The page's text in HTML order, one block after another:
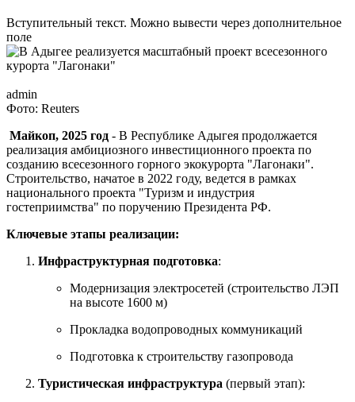
Вступительный текст. Можно вывести через дополнительное
поле
admin
Фото: Reuters
Майкоп, 2025 год - В Республике Адыгея продолжается
реализация амбициозного инвестиционного проекта по
созданию всесезонного горного экокурорта "Лагонаки".
Строительство, начатое в 2022 году, ведется в рамках
национального проекта "Туризм и индустрия
гостеприимства" по поручению Президента РФ.
Ключевые этапы реализации:
Инфраструктурная подготовка:
Модернизация электросетей (строительство ЛЭП
на высоте 1600 м)
Прокладка водопроводных коммуникаций
Подготовка к строительству газопровода
Туристическая инфраструктура (первый этап):